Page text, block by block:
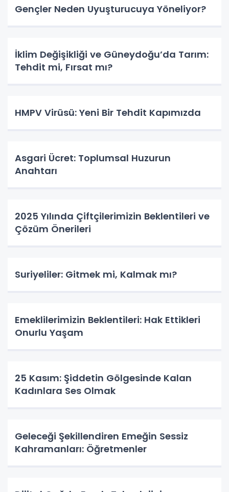
Gençler Neden Uyuşturucuya Yöneliyor?
İklim Değişikliği ve Güneydoğu’da Tarım:
Tehdit mi, Fırsat mı?
HMPV Virüsü: Yeni Bir Tehdit Kapımızda
Asgari Ücret: Toplumsal Huzurun
Anahtarı
2025 Yılında Çiftçilerimizin Beklentileri ve
Çözüm Önerileri
Suriyeliler: Gitmek mi, Kalmak mı?
Emeklilerimizin Beklentileri: Hak Ettikleri
Onurlu Yaşam
25 Kasım: Şiddetin Gölgesinde Kalan
Kadınlara Ses Olmak
Geleceği Şekillendiren Emeğin Sessiz
Kahramanları: Öğretmenler